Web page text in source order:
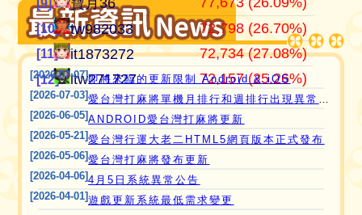
[9] it2967408
[10] i757724391 9,572,806
[11] 青陽子 9,298,995
[12] i339494808 8,429,397
[9] 寶月36
[10] tw982033 72,798 (26.70%)
[11] it1873272 72,734 (27.08%)
[12] itw271727 72,157 (25.26%)
[9] 寶月36
[10] itw271727 285,608
[11] Ｆanny 276,666
[12] tw982033 272,659
[2026-07-07]即將來臨的更新限制 Android & iOS
[2026-07-03]
[2026-06-05]ANDROID愛台灣打麻將更新
[2026-05-21]愛台灣行運大老二HTML5網頁版本正式發布
[2026-05-06]愛台灣打麻將發布更新
[2026-04-06]4月5日系統異常公告
[2026-04-01]遊戲更新系統最低需求變更